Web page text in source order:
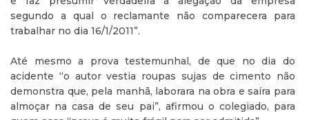
segundo a qual o reclamante não comparecera para
trabalhar no dia 16/1/2011”.
Até mesmo a prova testemunhal, de que no dia do
acidente “o autor vestia roupas sujas de cimento não
demonstra que, pela manhã, laborara na obra e saíra para
almoçar na casa de seu pai”, afirmou o colegiado, para